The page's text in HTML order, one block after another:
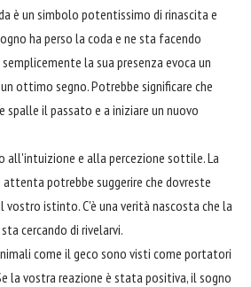
è un simbolo potentissimo di rinascita e
ha perso la coda e ne sta facendo
la sua presenza evoca un
ottimo segno. Potrebbe significare che
spalle il passato e a iniziare un nuovo
all'intuizione e alla percezione sottile. La
attenta potrebbe suggerire che dovreste
istinto. C'è una verità nascosta che la
cercando di rivelarvi.
come il geco sono visti come portatori
la vostra reazione è stata positiva, il sogno